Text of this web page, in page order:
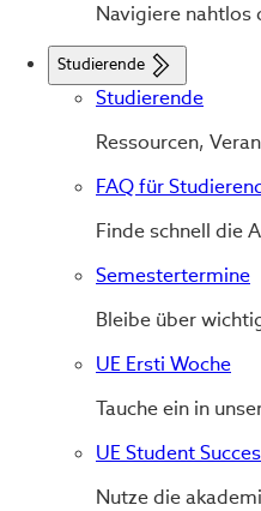
Navigiere nahtlos
Studierende
Studierende
Ressourcen,
FAQ für
Finde schnell die
Semestertermine
Bleibe über
UE Ersti Woche
Tauche ein in
UE Student
Nutze die